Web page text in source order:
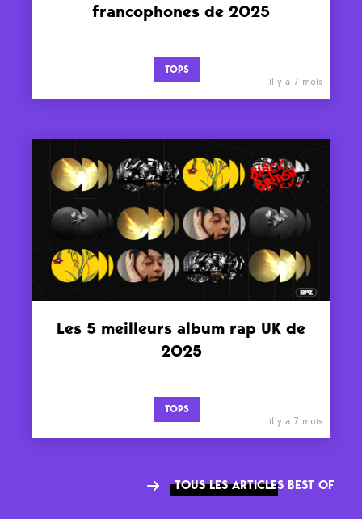
francophones de 2025
TOPS
il y a 7 mois
Les 5 meilleurs album rap UK de
2025
TOPS
il y a 7 mois
TOUS LES ARTICLES BEST OF